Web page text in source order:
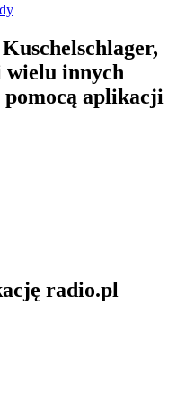
wielu innych
pomocą aplikacji
radio.pl